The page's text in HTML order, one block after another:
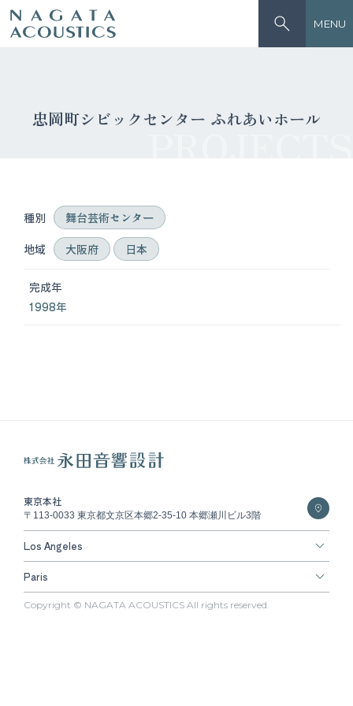
MENU
忠岡町シビックセンター ふれあいホール
種別
舞台芸術センター
地域
大阪府 日本
完成年
1998年
東京本社
〒113-0033 東京都文京区本郷2-35-10 本郷瀬川ビル3階
Los Angeles
Paris
Copyright © NAGATA ACOUSTICS All rights reserved.